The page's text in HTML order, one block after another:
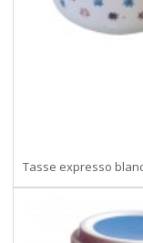
Tasse expresso